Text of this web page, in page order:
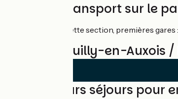
Trains et transport sur le
Pas de train sur cette section, premières
Avis sur Pouilly-en-Auxois
Les meilleurs séjours pour